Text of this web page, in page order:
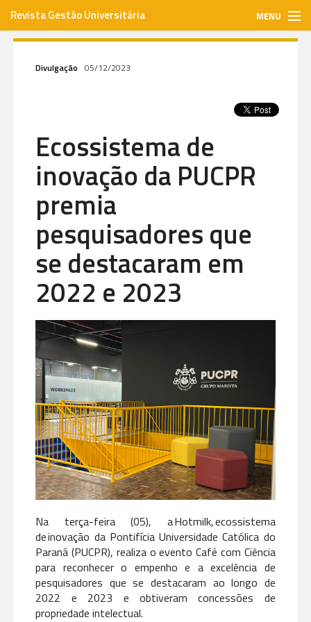
Revista Gestão Universitária MENU
Envie seu artigo
Assinar
Contato
Divulgação 05/12/2023
Ecossistema de
inovação da PUCPR
premia
pesquisadores que
se destacaram em
2022 e 2023
Na terça-feira (05), a Hotmilk, ecossistema
de inovação da Pontifícia Universidade Católica do
Paraná (PUCPR), realiza o evento Café com Ciência
para reconhecer o empenho e a excelência de
pesquisadores que se destacaram ao longo de
2022 e 2023 e obtiveram concessões de
propriedade intelectual.